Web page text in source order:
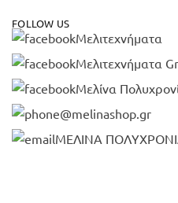
FOLLOW US
Μελιτεχνήματα
Μελιτεχνήματα
Μελίνα
@melinashop.gr
ΜΕΛΙΝΑ